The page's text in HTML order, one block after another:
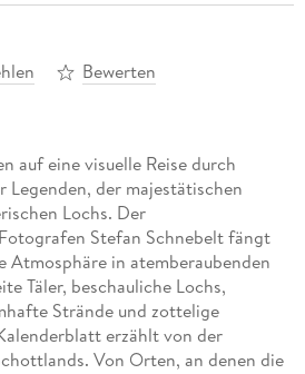
Bewerten
auf eine visuelle Reise durch
Legenden, der majestätischen
Lochs. Der
Stefan Schnebelt fängt
Atmosphäre in atemberaubenden
Täler, beschauliche Lochs,
Strände und zottelige
erzählt von der
Von Orten, an denen die